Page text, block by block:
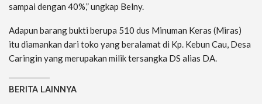
sampai dengan 40%,” ungkap Belny.
Adapun barang bukti berupa 510 dus Minuman Keras (Miras)
itu diamankan dari toko yang beralamat di Kp. Kebun Cau, Desa
Caringin yang merupakan milik tersangka DS alias DA.
BERITA LAINNYA